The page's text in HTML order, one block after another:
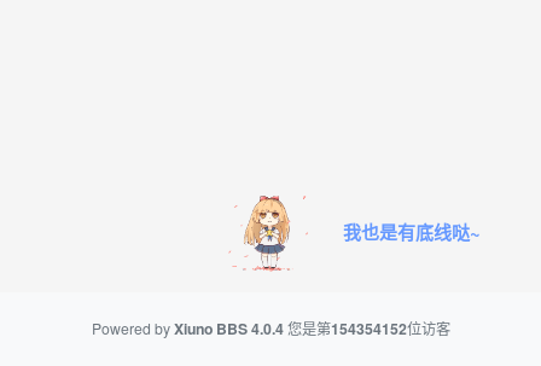
我也是有底线哒~
Powered byXiuno BBS4.0.4 您是第154354152位访客